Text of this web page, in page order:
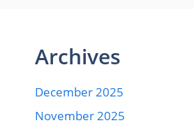
Archives
December 2025
November 2025